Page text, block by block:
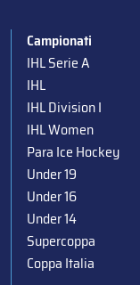
Campionati
IHL Serie A
IHL
IHL Division I
IHL Women
Para Ice Hockey
Under 19
Under 16
Under 14
Supercoppa
Coppa Italia